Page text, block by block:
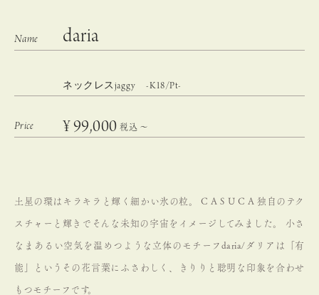
daria
ネックレスjaggy -K18/Pt-
¥99,000 税込 〜
土星の環はキラキラと輝く細かい氷の粒。 C A S U C A 独自のテク
スチャーと輝きでそんな未知の宇宙をイメージしてみました。 小さ
なまあるい空気を温めつような立体のモチーフdaria/ダリアは「有
能」というその花言葉にふさわしく、きりりと聡明な印象を合わせ
もつモチーフです。